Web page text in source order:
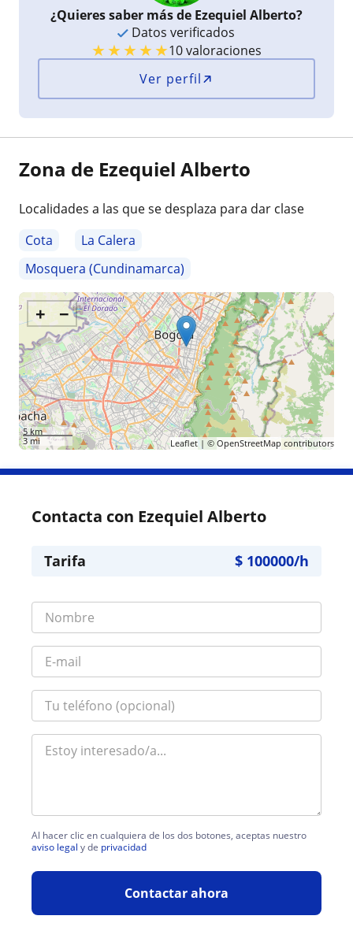
¿Quieres saber más de Ezequiel Alberto?
Datos verificados
★★★★★10 valoraciones
Ver perfil
Zona de Ezequiel Alberto
Localidades a las que se desplaza para dar clase
Cota
La Calera
Mosquera (Cundinamarca)
+ −
5 km
3 mi
Leaflet| © OpenStreetMap contributors
Contacta con Ezequiel Alberto
Tarifa $ 100000/h
Al hacer clic en cualquiera de los dos botones, aceptas nuestro
aviso legal y de privacidad
Contactar ahora